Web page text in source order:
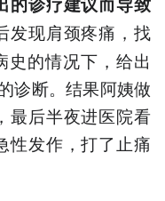
发现肩颈疼痛，找
史的情况下，给出
诊断。结果阿姨做
最后半夜进医院看
性发作，打了止痛